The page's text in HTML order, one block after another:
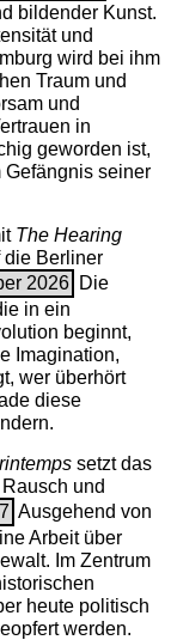
bildender Kunst.
und
wird bei ihm
Traum und
und
in
geworden ist,
seiner
The ­Hearing
Berliner
2026 Die
in ein
beginnt,
Imagination,
wer überhört
diese
setzt das
und
Ausgehend von
Arbeit über
Im Zentrum
heute politisch
werden.